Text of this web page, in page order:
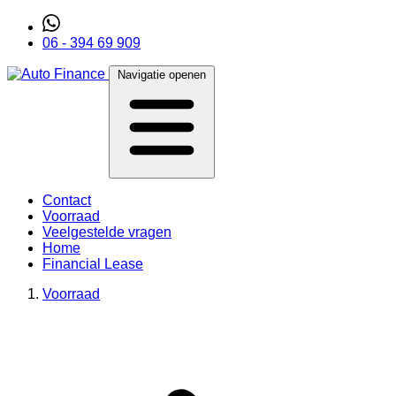
06 - 394 69 909
Navigatie openen
Contact
Voorraad
Veelgestelde vragen
Home
Financial Lease
Voorraad